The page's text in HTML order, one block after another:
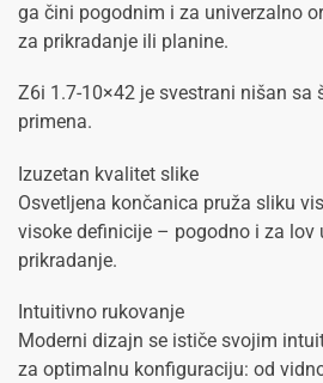
ga čini pogodnim i za univerzalno
za prikradanje ili planine.
Z6i 1.7-10×42 je svestrani nišan sa
primena.
Izuzetan kvalitet slike
Osvetljena končanica pruža sliku
visoke definicije – pogodno i za lov
prikradanje.
Intuitivno rukovanje
Moderni dizajn se ističe svojim
za optimalnu konfiguraciju: od